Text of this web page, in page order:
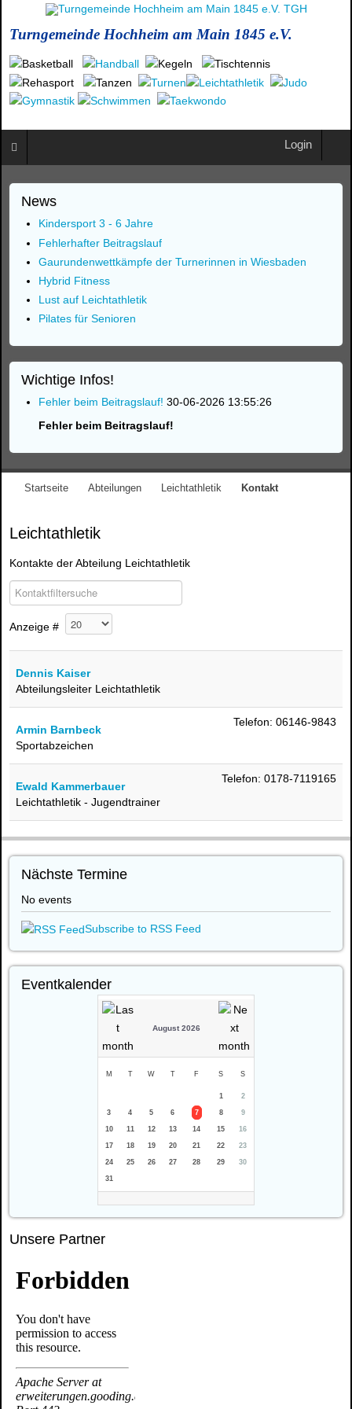
Turngemeinde Hochheim am Main 1845 e.V.
Login
News
Kindersport 3 - 6 Jahre
Fehlerhafter Beitragslauf
Gaurundenwettkämpfe der Turnerinnen in Wiesbaden
Hybrid Fitness
Lust auf Leichtathletik
Pilates für Senioren
Wichtige Infos!
Fehler beim Beitragslauf! 30-06-2026 13:55:26
Fehler beim Beitragslauf!
Startseite Abteilungen Leichtathletik Kontakt
Leichtathletik
Kontakte der Abteilung Leichtathletik
Versteckt COM_CONTACT_1_FILTER_LABEL
Anzeige #
Dennis Kaiser
Abteilungsleiter Leichtathletik
Telefon: 06146-9843
Armin Barnbeck
Sportabzeichen
Telefon: 0178-7119165
Ewald Kammerbauer
Leichtathletik - Jugendtrainer
Nächste Termine
No events
Subscribe to RSS Feed
Eventkalender
August 2026
M T W T F S S
1 2
3 4 5 6 7 8 9
10 11 12 13 14 15 16
17 18 19 20 21 22 23
24 25 26 27 28 29 30
31
Unsere Partner